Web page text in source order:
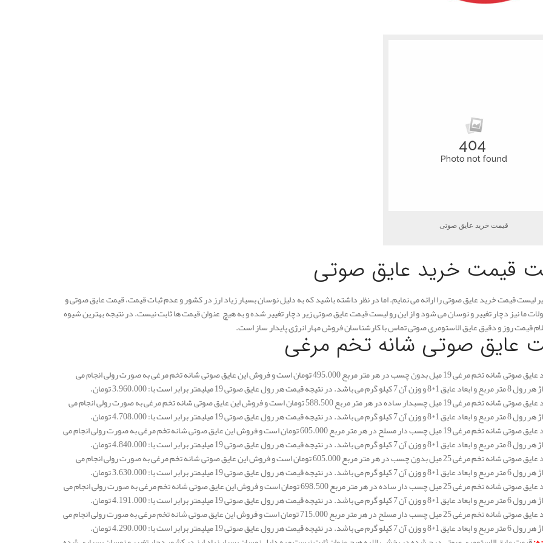
قیمت خرید عایق صوتی
قیمت خرید عایق صوتی
لیست قیمت خرید عایق صوتی را ارائه می نمایم. اما در نظر داشته باشید که به دلیل نوسان بسیار زیاد ارز در کشور و عدم ثبات قیمت، قیمت عایق صوتی و
ما نیز دچار تغییر و نوسان می شود و از این رو لیست قیمت عایق صوتی زیر دچار تغییر شده و به هیچ عنوان قیمت ها ثابت نیست. در نتیجه بهترین شیوه
قیمت روز و دقیق عایق الاستومری صوتی تماس با کارشناسان فروش مهار انرژی پایدار ساز است.
عایق صوتی شانه تخم مرغی
قیمت خرید عایق صوتی شانه تخم مرغی 19 میل بدون چسب در هر متر مربع 495.000 تومان است و فروش این عایق صوتی شانه تخم مرغی به صورت رولی انجام می
قیمت هر رول عایق صوتی 19 میلیمتر برابر است با: 3.960.000 تومان.
قیمت خرید عایق صوتی شانه تخم مرغی 19 میل چسبدار ساده در هر متر مربع 588.500 تومان است و فروش این عایق صوتی شانه تخم مرغی به صورت رولی انجام می
قیمت هر رول عایق صوتی 19 میلیمتر برابر است با: 4.708.000 تومان.
قیمت خرید عایق صوتی شانه تخم مرغی 19 میل چسب دار مسلح در هر متر مربع 605.000 تومان است و فروش این عایق صوتی شانه تخم مرغی به صورت رولی انجام می
قیمت هر رول عایق صوتی 19 میلیمتر برابر است با: 4.840.000 تومان.
قیمت خرید عایق صوتی شانه تخم مرغی 25 میل بدون چسب در هر متر مربع 605.000 تومان است و فروش این عایق صوتی شانه تخم مرغی به صورت رولی انجام می
قیمت هر رول عایق صوتی 19 میلیمتر برابر است با: 3.630.000 تومان.
قیمت خرید عایق صوتی شانه تخم مرغی 25 میل چسب دار ساده در هر متر مربع 698.500 تومان است و فروش این عایق صوتی شانه تخم مرغی به صورت رولی انجام می
قیمت هر رول عایق صوتی 19 میلیمتر برابر است با: 4.191.000 تومان.
قیمت خرید عایق صوتی شانه تخم مرغی 25 میل چسب دار مسلح در هر متر مربع 715.000 تومان است و فروش این عایق صوتی شانه تخم مرغی به صورت رولی انجام می
قیمت هر رول عایق صوتی 19 میلیمتر برابر است با: 4.290.000 تومان.